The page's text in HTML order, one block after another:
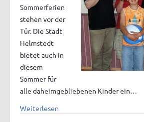
Sommerferien
stehen vor der
Tür. Die Stadt
Helmstedt
bietet auch in
diesem
Sommer für
alle daheimgebliebenen Kinder ein…
Weiterlesen